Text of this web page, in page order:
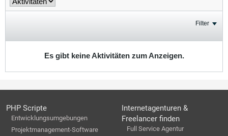
Filter
Es gibt keine Aktivitäten zum Anzeigen.
PHP Scripte
Entwicklungsumgebungen
Projektmanagement-Software
Internetagenturen &
Freelancer finden
Full Service Agentur